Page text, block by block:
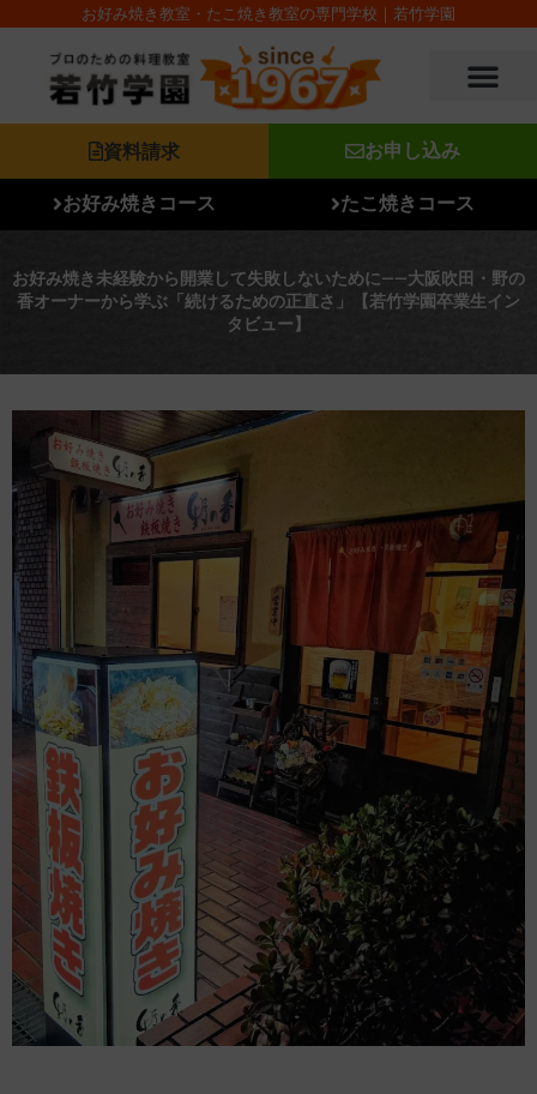
お好み焼き教室・たこ焼き教室の専門学校｜若竹学園
資料請求 お申し込み
お好み焼きコース たこ焼きコース
お好み焼き未経験から開業して失敗しないために——大阪吹田・野の
香オーナーから学ぶ「続けるための正直さ」【若竹学園卒業生イン
タビュー】